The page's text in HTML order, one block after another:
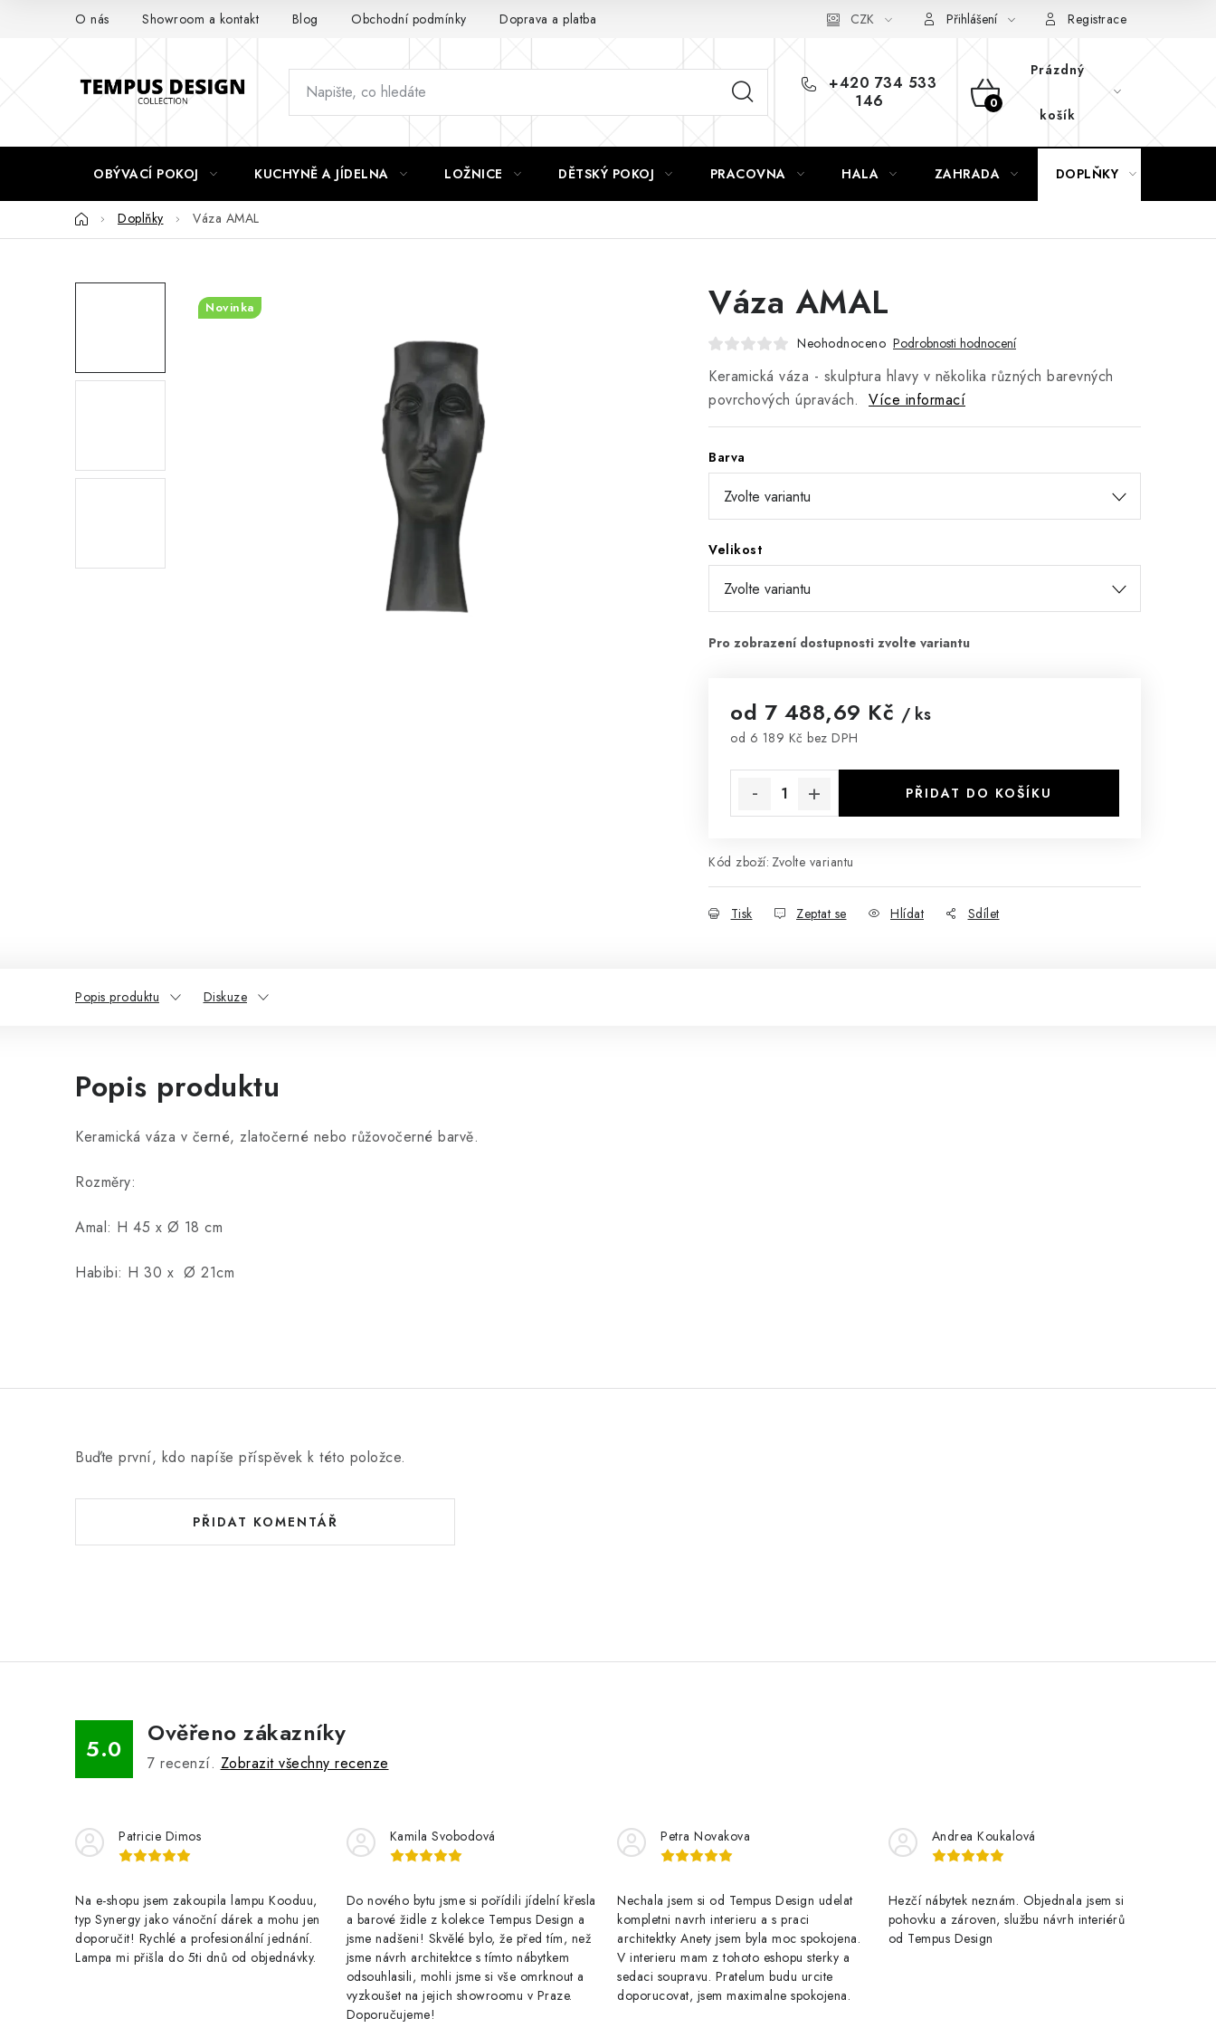
O nás Showroom a kontakt Blog Obchodní podmínky Doprava a platba CZK Přihlášení Registrace
+420 734 533
146
NÁKUPNÍ
Prázdný
košík
OBÝVACÍ POKOJ KUCHYNĚ A JÍDELNA LOŽNICE DĚTSKÝ POKOJ PRACOVNA HALA ZAHRADA DOPLŇKY
DomůDoplňky Váza AMAL
Váza AMAL
Neohodnoceno Podrobnosti hodnocení
Keramická váza - skulptura hlavy v několika různých barevných
povrchových úpravách. Více informací
Barva
Velikost
od 7 488,69 Kč / ks
od 6 189 Kč bez DPH
PŘIDAT DO KOŠÍKU
Kód zboží: Zvolte variantu
Tisk Zeptat se Hlídat Sdílet
Novinka
Popis produktu Diskuze
Popis produktu
Keramická váza v černé, zlatočerné nebo růžovočerné barvě.
Rozměry:
Amal: H 45 x Ø 18 cm
Habibi: H 30 x Ø 21cm
Buďte první, kdo napíše příspěvek k této položce.
PŘIDAT KOMENTÁŘ
5.0
Ověřeno zákazníky
7 recenzí. Zobrazit všechny recenze
Patricie Dimos
Na e-shopu jsem zakoupila lampu Kooduu,
typ Synergy jako vánoční dárek a mohu jen
doporučit! Rychlé a profesionální jednání.
Lampa mi přišla do 5ti dnů od objednávky.
Kamila Svobodová
Do nového bytu jsme si pořídili jídelní křesla
a barové židle z kolekce Tempus Design a
jsme nadšeni! Skvělé bylo, že před tím, než
jsme návrh architektce s tímto nábytkem
odsouhlasili, mohli jsme si vše omrknout a
vyzkoušet na jejich showroomu v Praze.
Doporučujeme!
Petra Novakova
Nechala jsem si od Tempus Design udelat
kompletni navrh interieru a s praci
architektky Anety jsem byla moc spokojena.
V interieru mam z tohoto eshopu sterky a
sedaci soupravu. Pratelum budu urcite
doporucovat, jsem maximalne spokojena.
Andrea Koukalová
Hezčí nábytek neznám. Objednala jsem si
pohovku a zároven, službu návrh interiérů
od Tempus Design